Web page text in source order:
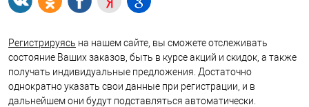
Регистрируясь на нашем сайте, вы сможете отслеживать
состояние Ваших заказов, быть в курсе акций и скидок, а также
получать индивидуальные предложения. Достаточно
однократно указать свои данные при регистрации, и в
дальнейшем они будут подставляться автоматически.